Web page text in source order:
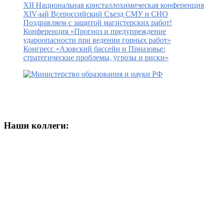
XII Национальная кристаллохимическая конференция
XIV-ый Всероссийский Съезд СМУ и СНО
Поздравляем с защитой магистерских работ!
Конференция «Прогноз и предупреждение
удароопасности при ведении горных работ»
Конгресс «Азовский бассейн и Приазовье:
стратегические проблемы, угрозы и риски»
Наши коллеги: